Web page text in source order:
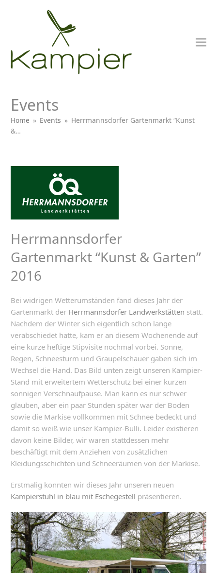
Events
Home » Events » Herrmannsdorfer Gartenmarkt “Kunst
&…
Herrmannsdorfer
Gartenmarkt “Kunst & Garten”
2016
Bei widrigen Wetterumständen fand dieses Jahr der
Gartenmarkt der Herrmannsdorfer Landwerkstätten statt.
Nachdem der Winter sich eigentlich schon lange
verabschiedet hatte, kam er an diesem Wochenende auf
eine kurze heftige Stipvisite nochmal vorbei. Sonne,
Regen, Schneesturm und Graupelschauer gaben sich im
Wechsel die Hand. Das Bild unten zeigt unseren Kampier-
Stand mit erweitertem Wetterschutz bei einer kurzen
sonnigen Verschnaufpause. Man kann es nur schwer
glauben, aber ein paar Stunden später war der Boden
sowie die Markise vollkommen mit Schnee bedeckt und
damit so weiß wie unser Kampier-Bulli. Leider existieren
davon keine Bilder, wir waren stattdessen mehr
beschäftigt mit dem Anziehen von zusätzlichen
Kleidungsschichten und Schneeräumen von der Markise.
Erstmalig konnten wir dieses Jahr unseren neuen
Kampierstuhl in blau mit Eschegestell präsentieren.